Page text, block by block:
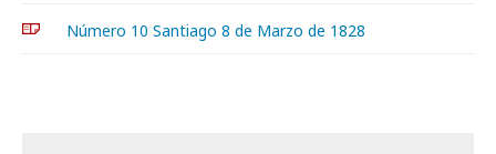
Número 10 Santiago 8 de Marzo de 1828